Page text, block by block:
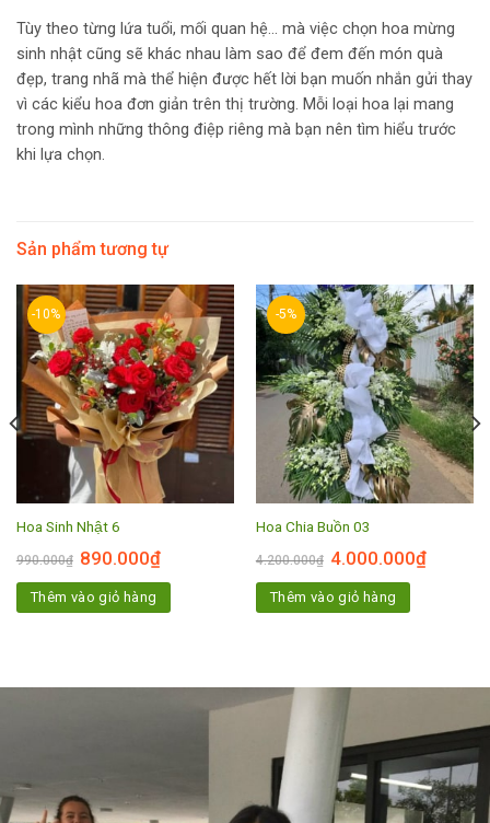
Tùy theo từng lứa tuổi, mối quan hệ… mà việc chọn hoa mừng
sinh nhật cũng sẽ khác nhau làm sao để đem đến món quà
đẹp, trang nhã mà thể hiện được hết lời bạn muốn nhắn gửi thay
vì các kiểu hoa đơn giản trên thị trường. Mỗi loại hoa lại mang
trong mình những thông điệp riêng mà bạn nên tìm hiểu trước
khi lựa chọn.
Sản phẩm tương tự
-10%
Hoa Sinh Nhật 6
990.000₫ 890.000₫
Thêm vào giỏ hàng
-5%
Hoa Chia Buồn 03
4.200.000₫ 4.000.000₫
Thêm vào giỏ hàng